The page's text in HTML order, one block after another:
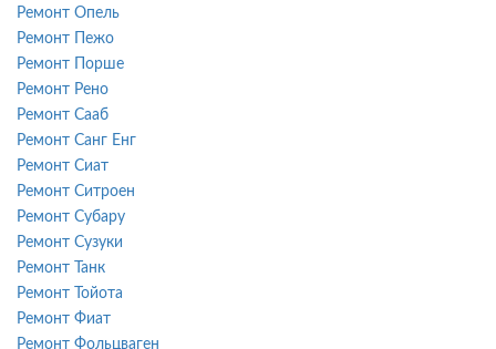
Ремонт Опель
Ремонт Пежо
Ремонт Порше
Ремонт Рено
Ремонт Сааб
Ремонт Санг Енг
Ремонт Сиат
Ремонт Ситроен
Ремонт Субару
Ремонт Сузуки
Ремонт Танк
Ремонт Тойота
Ремонт Фиат
Ремонт Фольцваген